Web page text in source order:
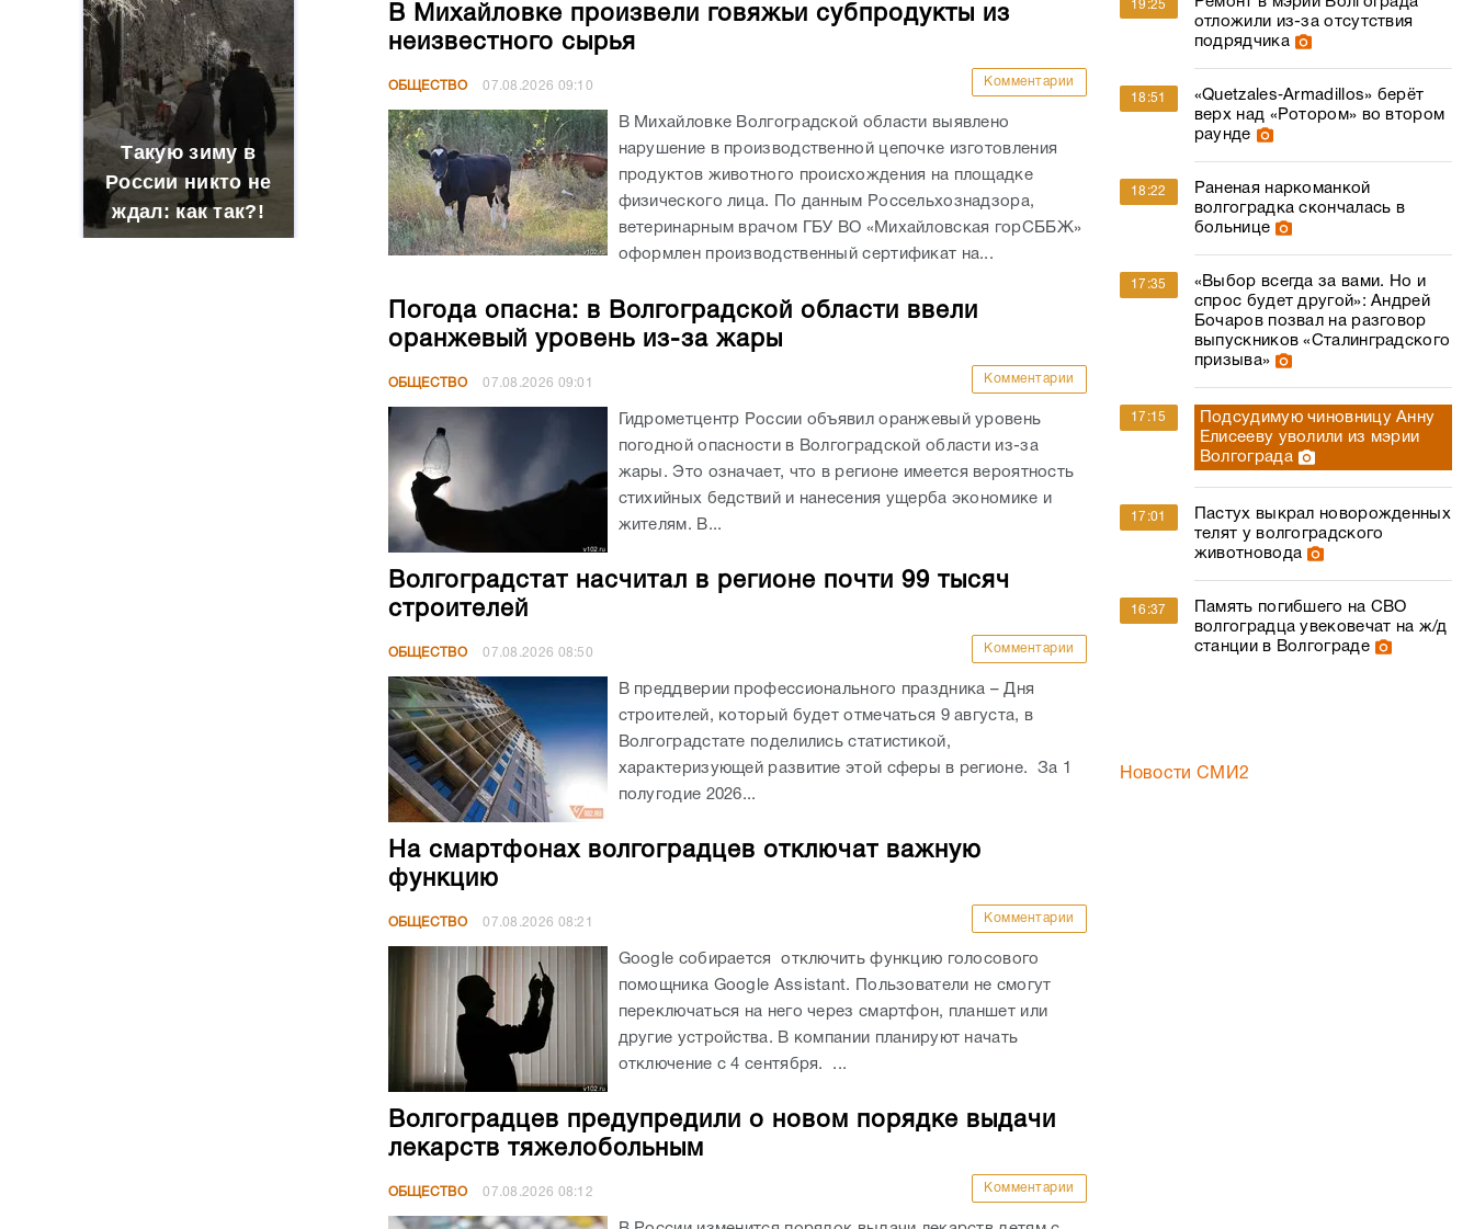
Такую зиму в
России никто не
ждал: как так?!
В Михайловке произвели говяжьи субпродукты из
неизвестного сырья
ОБЩЕСТВО 07.08.2026 09:10 Комментарии
В Михайловке Волгоградской области выявлено
нарушение в производственной цепочке изготовления
продуктов животного происхождения на площадке
физического лица. По данным Россельхознадзора,
ветеринарным врачом ГБУ ВО «Михайловская горСББЖ»
оформлен производственный сертификат на...
Погода опасна: в Волгоградской области ввели
оранжевый уровень из-за жары
ОБЩЕСТВО 07.08.2026 09:01 Комментарии
Гидрометцентр России объявил оранжевый уровень
погодной опасности в Волгоградской области из-за
жары. Это означает, что в регионе имеется вероятность
стихийных бедствий и нанесения ущерба экономике и
жителям. В...
Волгоградстат насчитал в регионе почти 99 тысяч
строителей
ОБЩЕСТВО 07.08.2026 08:50 Комментарии
В преддверии профессионального праздника – Дня
строителей, который будет отмечаться 9 августа, в
Волгоградстате поделились статистикой,
характеризующей развитие этой сферы в регионе. За 1
полугодие 2026...
На смартфонах волгоградцев отключат важную
функцию
ОБЩЕСТВО 07.08.2026 08:21 Комментарии
Google собирается отключить функцию голосового
помощника Google Assistant. Пользователи не смогут
переключаться на него через смартфон, планшет или
другие устройства. В компании планируют начать
отключение с 4 сентября. ...
Волгоградцев предупредили о новом порядке выдачи
лекарств тяжелобольным
ОБЩЕСТВО 07.08.2026 08:12 Комментарии
19:25
отложили из-за отсутствия
подрядчика
18:51
«Quetzales‑Armadillos» берёт
верх над «Ротором» во втором
раунде
18:22
Раненая наркоманкой
волгоградка скончалась в
больнице
17:35
«Выбор всегда за вами. Но и
спрос будет другой»: Андрей
Бочаров позвал на разговор
выпускников «Сталинградского
призыва»
17:15
Подсудимую чиновницу Анну
Елисееву уволили из мэрии
Волгограда
17:01
Пастух выкрал новорожденных
телят у волгоградского
животновода
16:37
Память погибшего на СВО
волгоградца увековечат на ж/д
станции в Волгограде
Новости СМИ2